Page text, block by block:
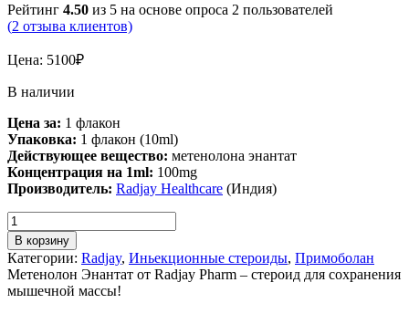
Рейтинг 4.50 из 5 на основе опроса 2 пользователей
(2 отзыва клиентов)
Цена: 5100₽
В наличии
Цена за: 1 флакон
Упаковка: 1 флакон (10ml)
Действующее вещество: метенолона энантат
Концентрация на 1ml: 100mg
Производитель: Radjay Healthcare (Индия)
В корзину
Категории: Radjay, Иньекционные стероиды, Примоболан
Метенолон Энантат от Radjay Pharm – стероид для сохранения
мышечной массы!